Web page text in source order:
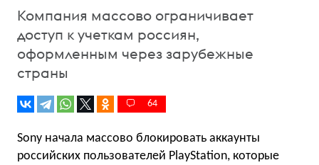
Компания массово ограничивает
доступ к учеткам россиян,
оформленным через зарубежные
страны
64
Sony начала массово блокировать аккаунты
российских пользователей PlayStation, которые